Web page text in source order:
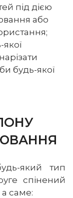
під дією
або
будь-якої
який тип
спінений
саме: